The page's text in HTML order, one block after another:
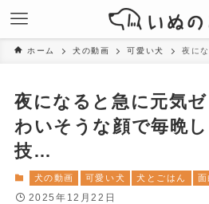
ホーム 犬の動画 可愛い犬 夜に
夜になると急に元気
わいそうな顔で毎晩
技…
犬の動画 可愛い犬 犬とごはん 面
2025年12月22日